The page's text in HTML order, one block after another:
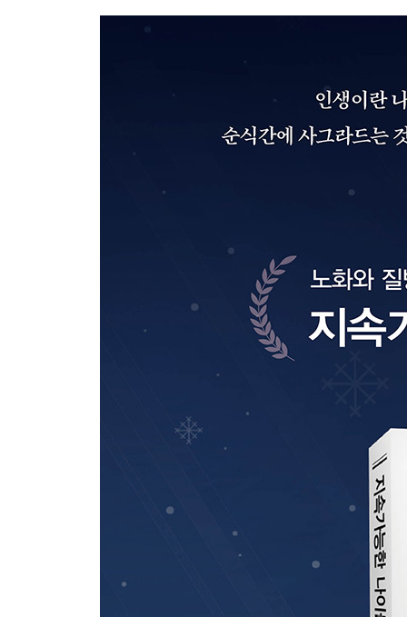
01 누가 노인일까?
04 인구가 줄면 집이 남을까?
06 돌봄이 필요해지는 노년